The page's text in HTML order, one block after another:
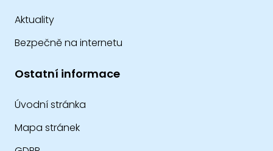
Aktuality
Bezpečně na internetu
Ostatní informace
Úvodní stránka
Mapa stránek